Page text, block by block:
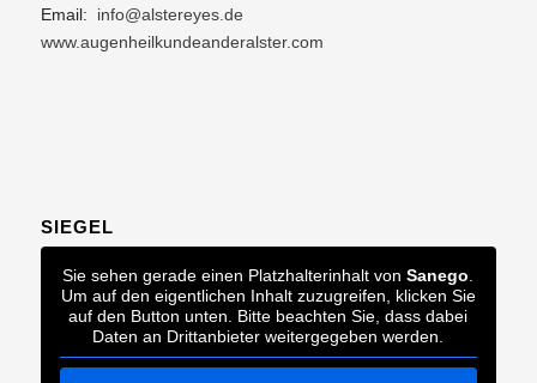
Email: info@alstereyes.de
www.augenheilkundeanderalster.com
SIEGEL
Sie sehen gerade einen Platzhalterinhalt vonSanego.
Um auf den eigentlichen Inhalt zuzugreifen, klicken Sie
auf den Button unten. Bitte beachten Sie, dass dabei
Daten an Drittanbieter weitergegeben werden.